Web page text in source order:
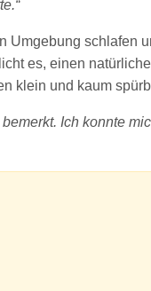
Umgebung schlafen
es, einen
klein und kaum
Ich konnte